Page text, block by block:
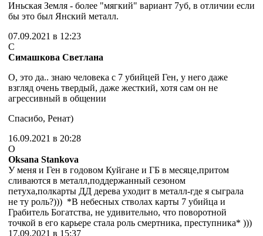
Иньская Земля - более "мягкий" вариант 7уб, в отличии если
бы это был Янский металл.
07.09.2021 в 12:23
С
Симашкова Светлана
О, это да.. знаю человека с 7 убийцей Ген, у него даже
взгляд очень твердый, даже жесткий, хотя сам он не
агрессивный в общении
Спасибо, Ренат)
16.09.2021 в 20:28
O
Oksana Stankova
У меня и Ген в годовом Куйгане и ГБ в месяце,притом
сливаются в металл,поддержанный сезоном
петуха,полкарты ДД дерева уходит в металл-где я сыграла
не ту роль?))) *В небесных стволах карты 7 убийца и
Грабитель Богатства, не удивительно, что поворотной
точкой в его карьере стала роль смертника, преступника* )))
17.09.2021 в 15:37